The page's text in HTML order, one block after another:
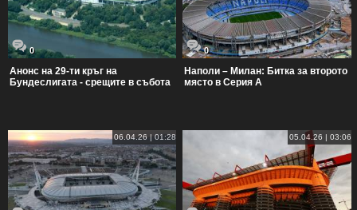
0
Анонс на 29-ти кръг на
Бундеслигата - срещите в събота
0
Наполи – Милан: Битка за второто
място в Серия А
06.04.26 | 01:28 05.04.26 | 03:06